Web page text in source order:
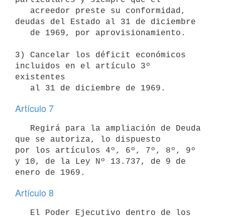
deudas del Estado al 31 de diciembre
3) Cancelar los déficit económicos
incluidos en el artículo 3º
existentes
Artículo 7
que se autoriza, lo dispuesto
por los artículos 4º, 6º, 7º, 8º, 9º
y 10, de la Ley Nº 13.737, de 9 de
Artículo 8